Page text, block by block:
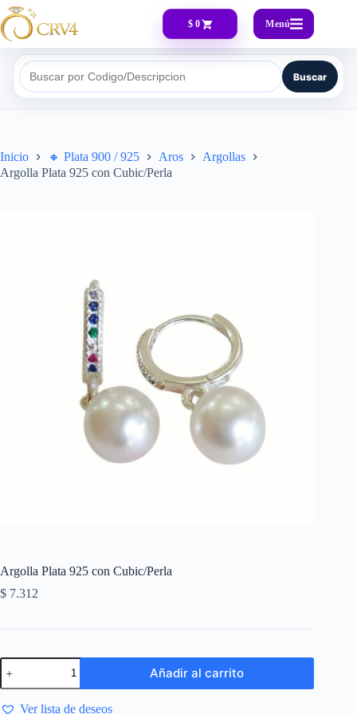
$ 0 Menú
Buscar por Codigo/Descripcion Buscar
Inicio 🔸​ Plata 900 / 925 Aros
Argollas
Argolla Plata 925 con Cubic/Perla
Argolla Plata 925 con Cubic/Perla
$ 7.312
Añadir al carrito
Ver lista de deseos